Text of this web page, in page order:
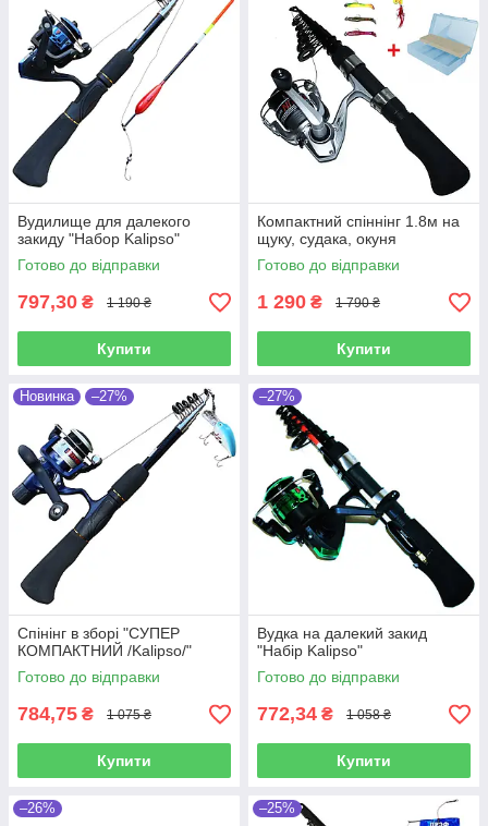
Вудилище для далекого
закиду "Набор Kalipso"
Готово до відправки
797,30 ₴ 1 190 ₴
Купити
Компактний спіннінг 1.8м на
щуку, судака, окуня
Готово до відправки
1 290 ₴ 1 790 ₴
Купити
Новинка –27%
Спінінг в зборі "СУПЕР
КОМПАКТНИЙ /Kalipso/"
Готово до відправки
784,75 ₴ 1 075 ₴
Купити
–27%
Вудка на далекий закид
"Набір Kalipso"
Готово до відправки
772,34 ₴ 1 058 ₴
Купити
–26% –25%